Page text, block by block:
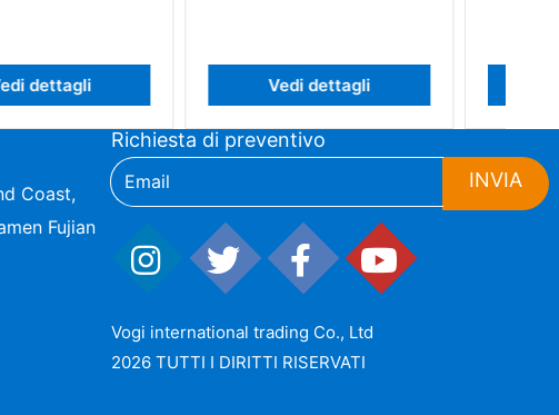
Vedi dettagli Vedi dettagli
Coast,
Fujian
Richiesta di preventivo
INVIA
Vogi international trading Co., Ltd
2026 TUTTI I DIRITTI RISERVATI